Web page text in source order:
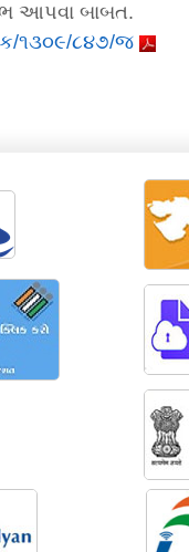
આપવા બાબત.
૧૩૦૯/૮૪૭/જ